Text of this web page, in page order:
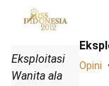
Eksploitasi
Wanita ala
Opini